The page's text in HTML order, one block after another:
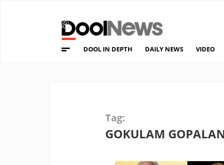
DOOL IN DEPTH DAILY NEWS VIDEO
Tag:
GOKULAM